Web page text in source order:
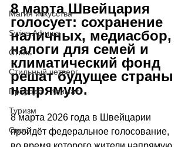
Магия искусства
Swiss Афиша
Стиль
Стильный четверг
Природа - Климат
Туризм
Спорт
8 марта Швейцария
голосует: сохранение
наличных, медиасбор,
налоги для семей и
климатический фонд
решат будущее страны
напрямую.
8 марта 2026 года в Швейцарии
пройдёт федеральное голосование,